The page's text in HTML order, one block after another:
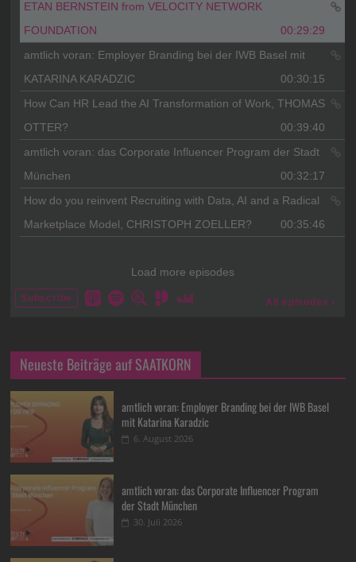
Neueste Beiträge auf SAATKORN
amtlich voran: Employer Branding bei der IWB Basel
mit Katarina Karadzic
6. August 2026
amtlich voran: das Corporate Influencer Program
der Stadt München
30. Juli 2026